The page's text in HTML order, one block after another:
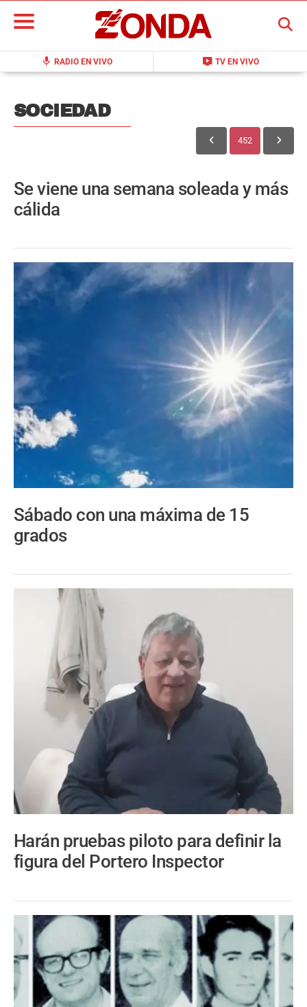
mic RADIO EN VIVO live_tv TV EN VIVO
BUSCAR
SOCIEDAD
452
Se viene una semana soleada y más
cálida
Sábado con una máxima de 15
grados
Harán pruebas piloto para definir la
figura del Portero Inspector